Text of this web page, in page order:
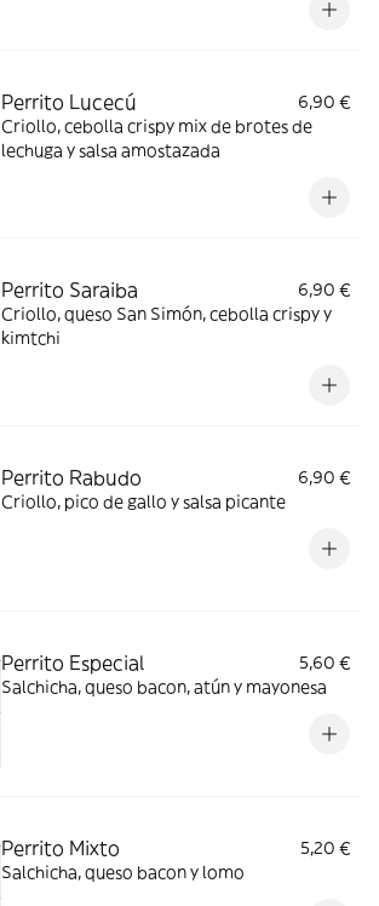
Perrito Lucecú
6,90 €
Criollo, cebolla crispy mix de brotes de
lechuga y salsa amostazada
Perrito Saraiba
6,90 €
Criollo, queso San Simón, cebolla crispy y
kimtchi
Perrito Rabudo
6,90 €
Criollo, pico de gallo y salsa picante
Perrito Especial
5,60 €
Salchicha, queso bacon, atún y mayonesa
Perrito Mixto
5,20 €
Salchicha, queso bacon y lomo